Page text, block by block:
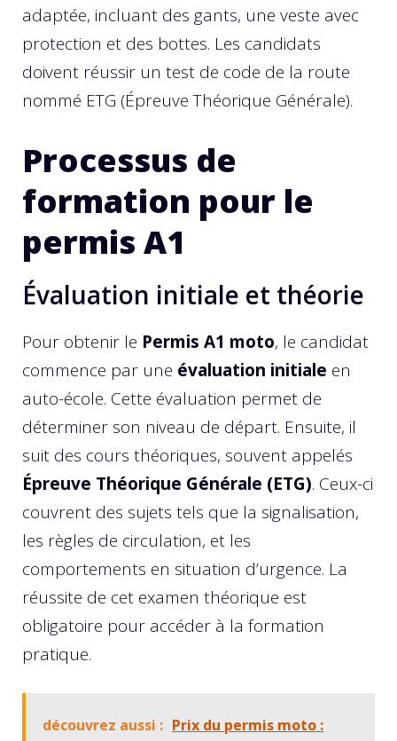
adaptée, incluant des gants, une veste avec
protection et des bottes. Les candidats
doivent réussir un test de code de la route
nommé ETG (Épreuve Théorique Générale).
Processus de
formation pour le
permis A1
Évaluation initiale et théorie
Pour obtenir le Permis A1 moto, le candidat
commence par une évaluation initiale en
auto-école. Cette évaluation permet de
déterminer son niveau de départ. Ensuite, il
suit des cours théoriques, souvent appelés
Épreuve Théorique Générale (ETG). Ceux-ci
couvrent des sujets tels que la signalisation,
les règles de circulation, et les
comportements en situation d’urgence. La
réussite de cet examen théorique est
obligatoire pour accéder à la formation
pratique.
découvrez aussi : Prix du permis moto :